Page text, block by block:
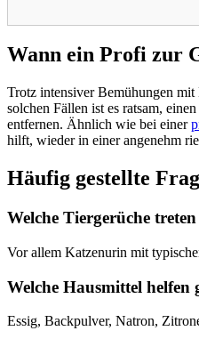
Wann ein Profi zur
Trotz intensiver Bemühungen mit
solchen Fällen ist es ratsam,
entfernen. Ähnlich wie bei einer
hilft, wieder in einer angenehm
Häufig gestellte
Welche Tiergerüche
Vor allem Katzenurin mit
Welche Hausmittel helfen
Essig, Backpulver, Natron,